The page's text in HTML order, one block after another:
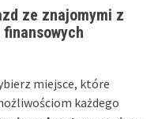
ze znajomymi z
miejsce, które
każdego